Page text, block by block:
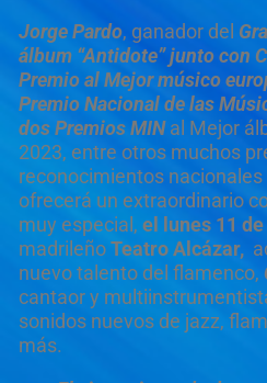
Jorge Pardo, ganador del
álbum “Antidote” junto con
Premio al Mejor músico
Premio Nacional de las
dos Premios MINal Mejor
2023, entre otros muchos
reconocimientos
ofrecerá un extraordinario
muy especial, el lunes 11
madrileñoTeatro Alcázar,
nuevo talento del flamenco,
cantaor y
sonidos nuevos de jazz,
más.